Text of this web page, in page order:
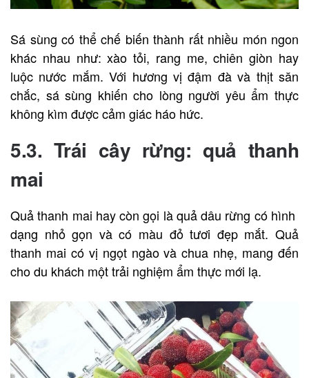
Sá sùng có thể chế biến thành rất nhiều món ngon
khác nhau như: xào tỏi, rang me, chiên giòn hay
luộc nước mắm. Với hương vị đậm đà và thịt săn
chắc, sá sùng khiến cho lòng người yêu ẩm thực
không kìm được cảm giác háo hức.
5.3. Trái cây rừng: quả thanh
mai
Quả thanh mai hay còn gọi là quả dâu rừng có hình
dạng nhỏ gọn và có màu đỏ tươi đẹp mắt. Quả
thanh mai có vị ngọt ngào và chua nhẹ, mang đến
cho du khách một trải nghiệm ẩm thực mới lạ.